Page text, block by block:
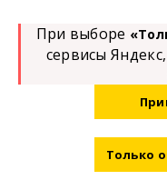
При выборе
сервисы
Только